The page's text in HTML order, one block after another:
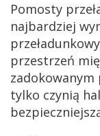
Pomosty
najbardziej
przestrzeń
zadokowanym
tylko czynią